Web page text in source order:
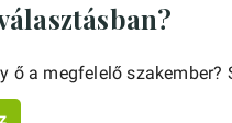
ő a megfelelő